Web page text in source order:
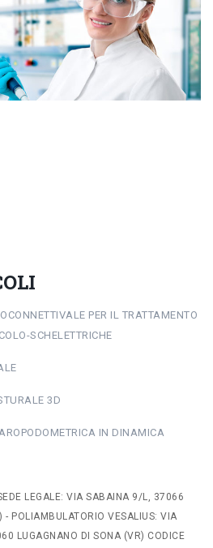
PER IL TRATTAMENTO
SCHELETTRICHE
3D
IN DINAMICA
LEGALE: VIA SABAINA 9/L, 37066
- POLIAMBULATORIO VESALIUS: VIA
LUGAGNANO DI SONA (VR) CODICE